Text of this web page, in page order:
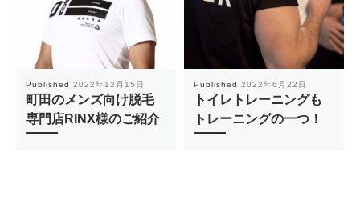
Published 2022年12月15日
町田のメンズ向け脱毛
専門店RINX様のご紹介
Published 2022年6月22日
トイレトレーニングも
トレーニングの一つ！